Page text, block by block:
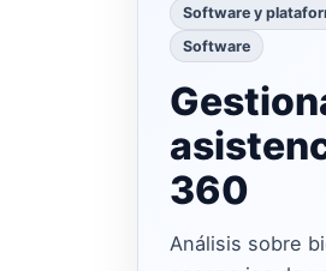
Software y
Software
360
Análisis sobre